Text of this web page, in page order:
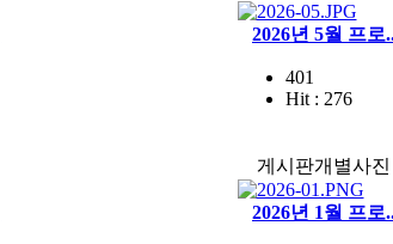
2026년 5월 프로
401
Hit : 276
게시판개별사진
2026년 1월 프로